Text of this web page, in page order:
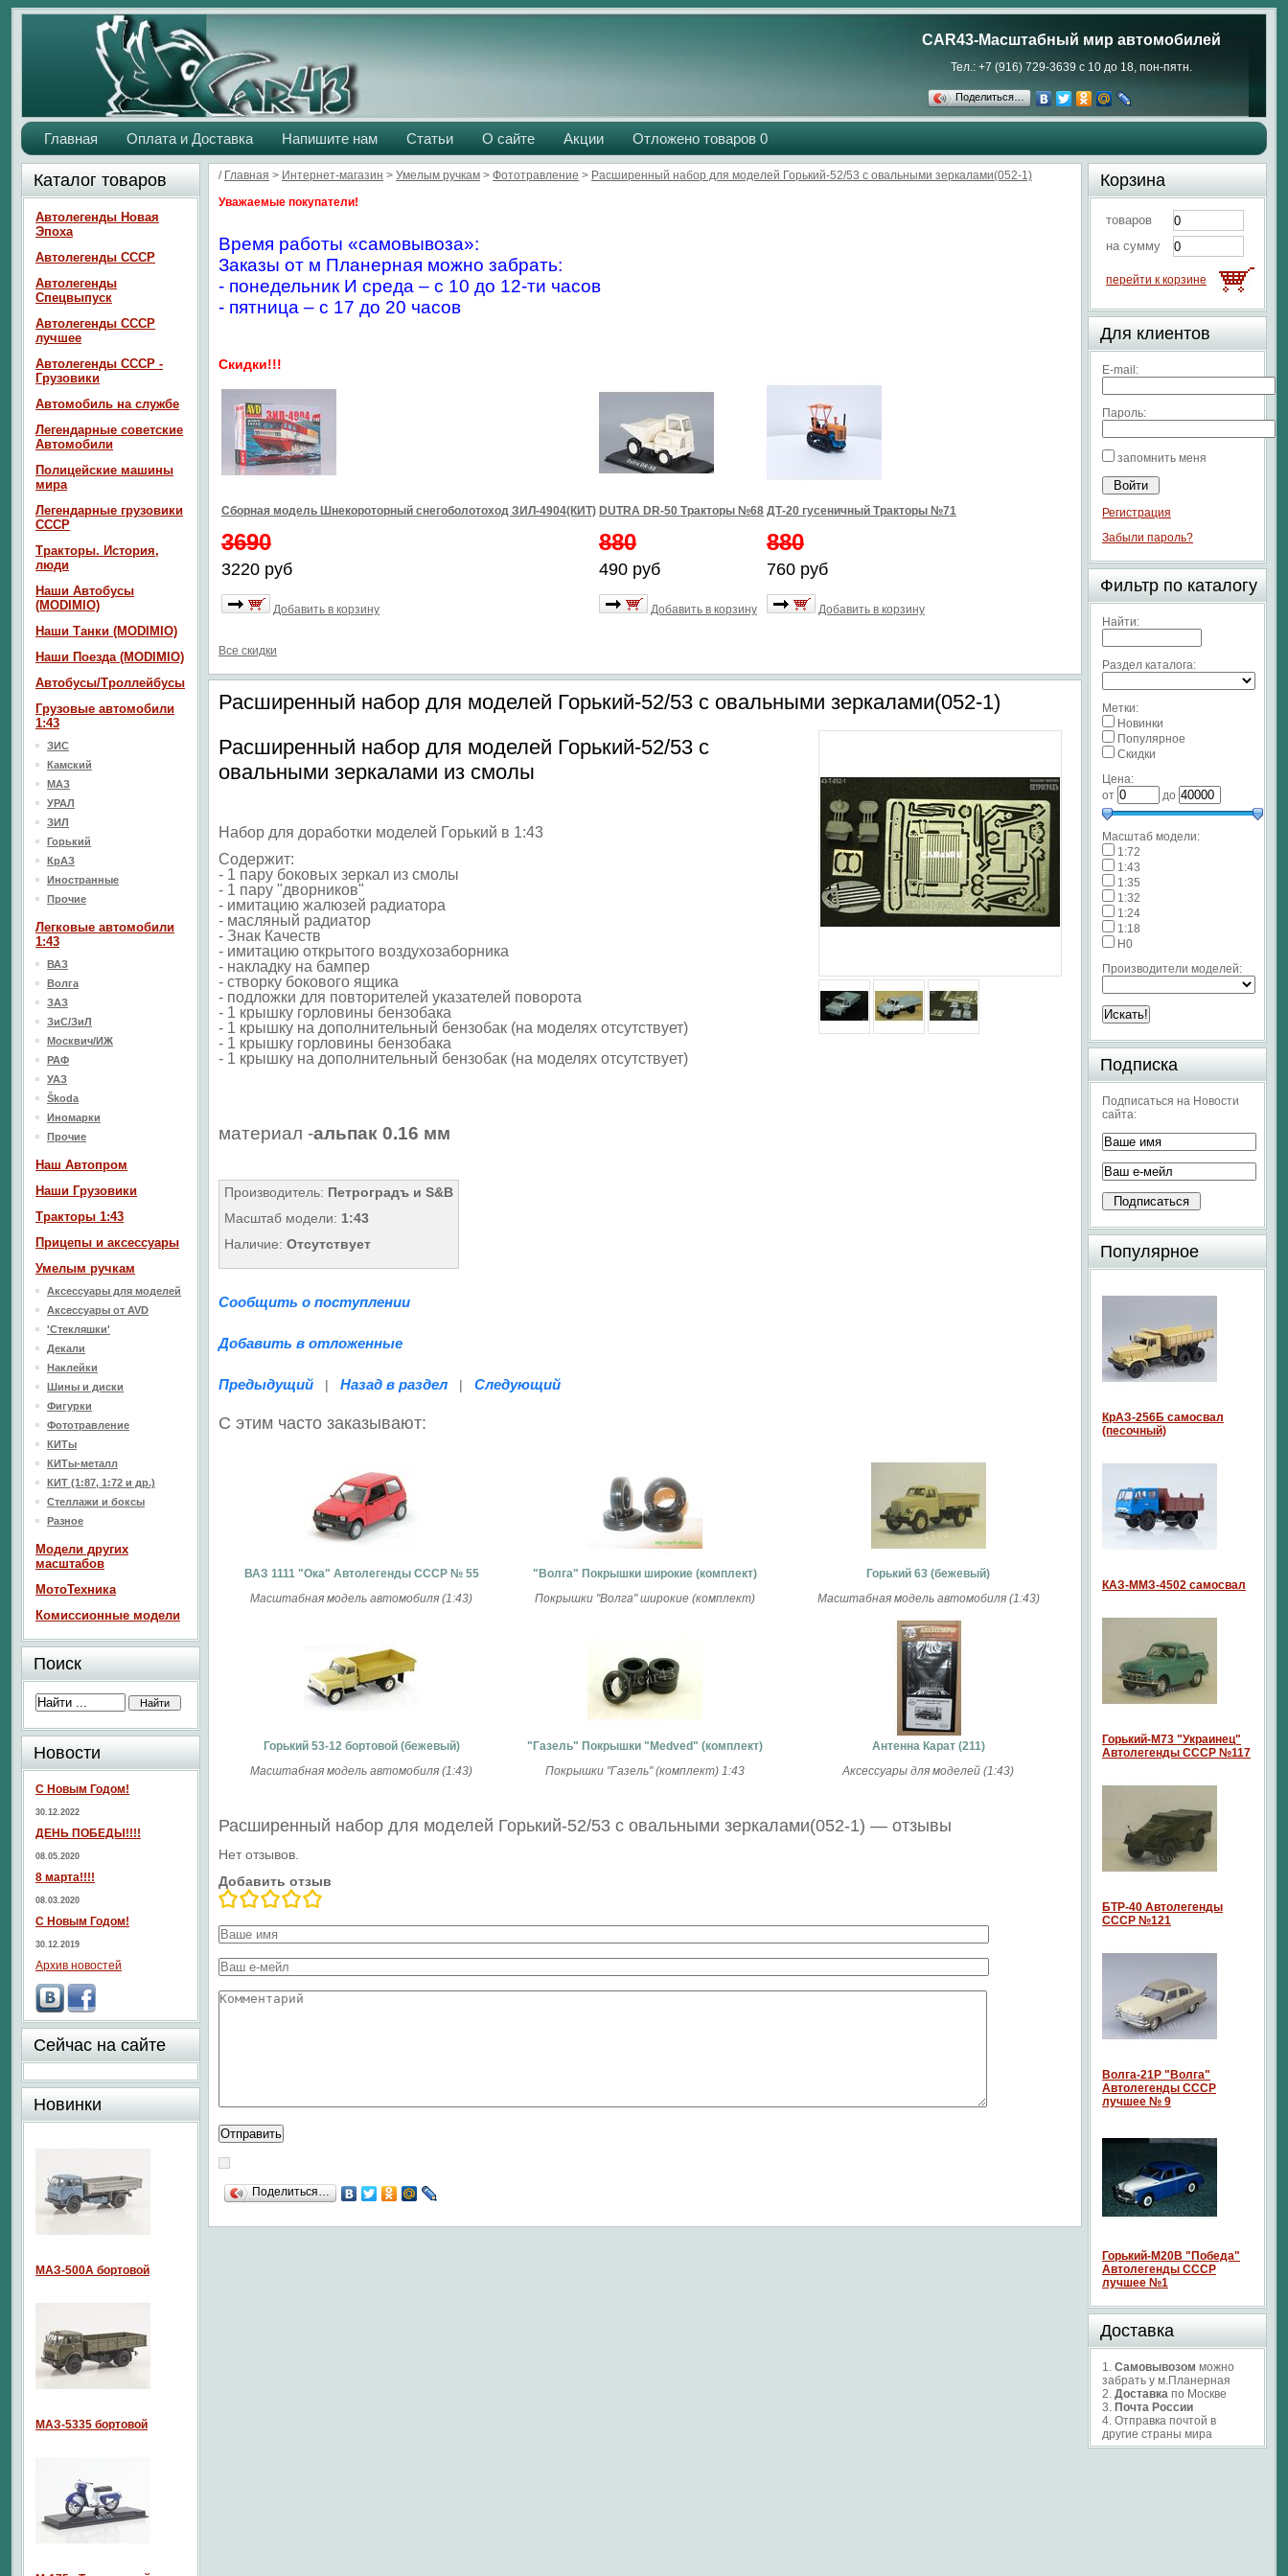
CAR43-Масштабный мир автомобилей
Тел.: +7 (916) 729-3639 с 10 до 18, пон-пятн.
Поделиться…
Главная Оплата и Доставка Напишите нам Статьи О сайте Акции Отложено товаров 0
/ Главная > Интернет-магазин > Умелым ручкам > Фототравление > Расширенный набор для моделей Горький-52/53 с овальными зеркалами(052-1)
Уважаемые покупатели!
Время работы «самовывоза»:
Заказы от м Планерная можно забрать:
- понедельник И среда – с 10 до 12-ти часов
- пятница – с 17 до 20 часов
Скидки!!!
Сборная модель Шнекороторный снегоболотоход ЗИЛ-4904(КИТ)
3690
3220 руб
Добавить в корзину
DUTRA DR-50 Тракторы №68
880
490 руб
Добавить в корзину
ДТ-20 гусеничный Тракторы №71
880
760 руб
Добавить в корзину
Все скидки
Расширенный набор для моделей Горький-52/53 с овальными зеркалами(052-1)
Расширенный набор для моделей Горький-52/53 с
овальными зеркалами из смолы
Набор для доработки моделей Горький в 1:43
Содержит:
- 1 пару боковых зеркал из смолы
- 1 пару "дворников"
- имитацию жалюзей радиатора
- масляный радиатор
- Знак Качеств
- имитацию открытого воздухозаборника
- накладку на бампер
- створку бокового ящика
- подложки для повторителей указателей поворота
- 1 крышку горловины бензобака
- 1 крышку на дополнительный бензобак (на моделях отсутствует)
- 1 крышку горловины бензобака
- 1 крышку на дополнительный бензобак (на моделях отсутствует)
материал -альпак 0.16 мм
Производитель: Петроградъ и S&B
Масштаб модели: 1:43
Наличие: Отсутствует
Сообщить о поступлении
Добавить в отложенные
Предыдущий | Назад в раздел | Следующий
С этим часто заказывают:
ВАЗ 1111 "Ока" Автолегенды СССР № 55
Масштабная модель автомобиля (1:43)
"Волга" Покрышки широкие (комплект)
Покрышки "Волга" широкие (комплект)
Горький 63 (бежевый)
Масштабная модель автомобиля (1:43)
Горький 53-12 бортовой (бежевый)
Масштабная модель автомобиля (1:43)
"Газель" Покрышки "Medved" (комплект)
Покрышки "Газель" (комплект) 1:43
Антенна Карат (211)
Аксессуары для моделей (1:43)
Расширенный набор для моделей Горький-52/53 с овальными зеркалами(052-1) — отзывы
Нет отзывов.
Добавить отзыв
Поделиться…
Каталог товаров
Автолегенды Новая
Эпоха
Автолегенды СССР
Автолегенды
Спецвыпуск
Автолегенды СССР
лучшее
Автолегенды СССР -
Грузовики
Автомобиль на службе
Легендарные советские
Автомобили
Полицейские машины
мира
Легендарные грузовики
СССР
Тракторы. История,
люди
Наши Автобусы
(MODIMIO)
Наши Танки (MODIMIO)
Наши Поезда (MODIMIO)
Автобусы/Троллейбусы
Грузовые автомобили
1:43
ЗИС
Камский
МАЗ
УРАЛ
ЗИЛ
Горький
КрАЗ
Иностранные
Прочие
Легковые автомобили
1:43
ВАЗ
Волга
ЗАЗ
ЗиС/ЗиЛ
Москвич/ИЖ
РАФ
УАЗ
Škoda
Иномарки
Прочие
Наш Aвтопром
Наши Грузовики
Тракторы 1:43
Прицепы и аксессуары
Умелым ручкам
Аксессуары для моделей
Аксессуары от AVD
'Стекляшки'
Декали
Наклейки
Шины и диски
Фигурки
Фототравление
КИТы
КИТы-металл
КИТ (1:87, 1:72 и др.)
Стеллажи и боксы
Разное
Модели других
масштабов
МотоТехника
Комиссионные модели
Поиск
Новости
С Новым Годом!
30.12.2022
ДЕНЬ ПОБЕДЫ!!!!
08.05.2020
8 марта!!!!
08.03.2020
С Новым Годом!
30.12.2019
Архив новостей
Сейчас на сайте
Новинки
МАЗ-500А бортовой
МАЗ-5335 бортовой
Корзина
товаров
на сумму
перейти к корзине
Для клиентов
E-mail:
Пароль:
запомнить меня
Регистрация
Забыли пароль?
Фильтр по каталогу
Найти:
Раздел каталога:
Метки:
Новинки
Популярное
Скидки
Цена:
от
до
Масштаб модели:
1:72
1:43
1:35
1:32
1:24
1:18
H0
Производители моделей:
Подписка
Подписаться на Новости
сайта:
Популярное
КрАЗ-256Б самосвал
(песочный)
КАЗ-ММЗ-4502 самосвал
Горький-М73 "Украинец"
Автолегенды СССР №117
БТР-40 Автолегенды
СССР №121
Волга-21P "Волга"
Автолегенды СССР
лучшее № 9
Горький-М20В "Победа"
Автолегенды СССР
лучшее №1
Доставка
1. Самовывозом можно
забрать у м.Планерная
2. Доставка по Москве
3. Почта России
4. Отправка почтой в
другие страны мира